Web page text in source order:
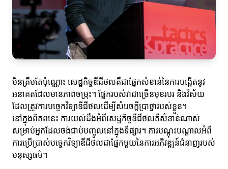
មិនត្រឹមតែប៉ុណ្ណោះ សេដ្ឋកិច្ចឌីជីថលគឺជាផ្នែកសំខាន់នៃការបង្កើតនូវ
អនាគតដែលមានភាពចម្រុះ។ ផ្នែករបស់វាជាច្រើនមុខរបរ និងវិស័យ
ដែលត្រូវការបច្ចេកវិទ្យាឌីជីថលដើម្បីសំរេចក្តីប្រាថ្នារបស់ខ្លួន។
នៅក្នុងពិភពនេះ ការយល់ដឹងអំពីសេដ្ឋកិច្ចឌីជីថលគឺ​សំខាន់ណាស់
សម្រាប់អ្នកដែលចង់ជាប់បញ្ចូលនៅក្នុងទីផ្សារ។ ការបណ្តុះបណ្តាលអំពី
ការប្រើប្រាស់បច្ចេកវិទ្យាឌីជីថលជាផ្នែកមួយនៃការអភិវឌ្ឍន៍ជំនាញរបស់
មនុស្សធម៌។